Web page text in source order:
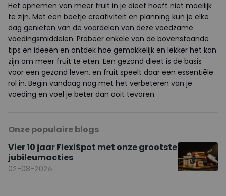
Het opnemen van meer fruit in je dieet hoeft niet moeilijk
te zijn. Met een beetje creativiteit en planning kun je elke
dag genieten van de voordelen van deze voedzame
voedingsmiddelen. Probeer enkele van de bovenstaande
tips en ideeën en ontdek hoe gemakkelijk en lekker het kan
zijn om meer fruit te eten. Een gezond dieet is de basis
voor een gezond leven, en fruit speelt daar een essentiële
rol in. Begin vandaag nog met het verbeteren van je
voeding en voel je beter dan ooit tevoren.
Onze populaire blogs
Vier 10 jaar FlexiSpot met onze grootste
jubileumacties
02-08-2026